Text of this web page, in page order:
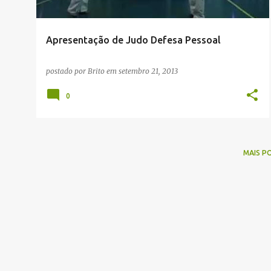
g
Apresentação de Judo Defesa Pessoal
postado por Brito em setembro 21, 2013
0
MAIS